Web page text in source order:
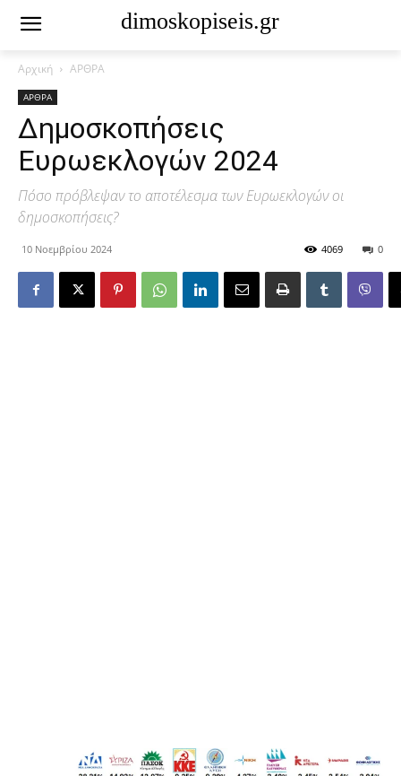
dimoskopiseis.gr
Αρχική ΑΡΘΡΑ
ΑΡΘΡΑ
Δημοσκοπήσεις
Ευρωεκλογών 2024
Πόσο πρόβλεψαν το αποτέλεσμα των Ευρωεκλογών οι
δημοσκοπήσεις?
10 Νοεμβρίου 2024 0
4069